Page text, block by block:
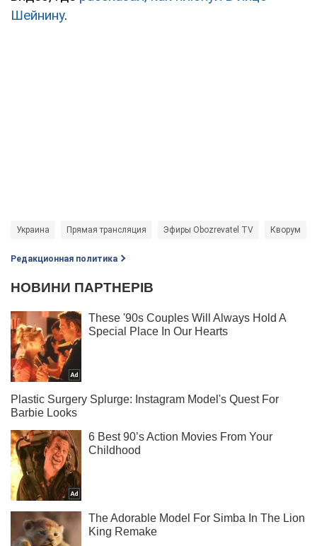
Шейнину.
Украина Прямая трансляция Эфиры Obozrevatel TV Кворум
Редакционная политика